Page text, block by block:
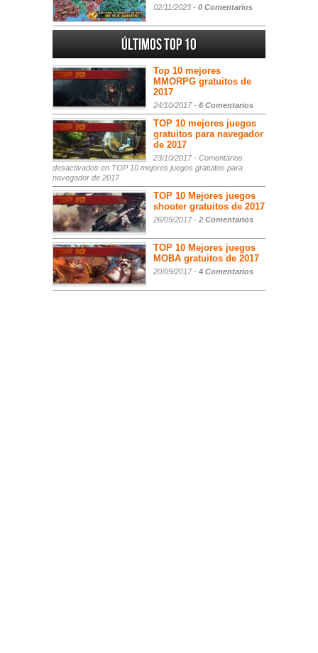
02/11/2023 - 0 Comentarios
Últimos Top 10
Top 10 mejores
MMORPG gratuitos de
2017
24/10/2017 - 6 Comentarios
TOP 10 mejores juegos
gratuitos para navegador
de 2017
23/10/2017 - Comentarios
desactivados en TOP 10 mejores juegos gratuitos para
navegador de 2017
TOP 10 Mejores juegos
shooter gratuitos de 2017
26/09/2017 - 2 Comentarios
TOP 10 Mejores juegos
MOBA gratuitos de 2017
20/09/2017 - 4 Comentarios